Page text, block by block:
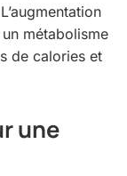
L’augmentation
métabolisme
de calories et
une